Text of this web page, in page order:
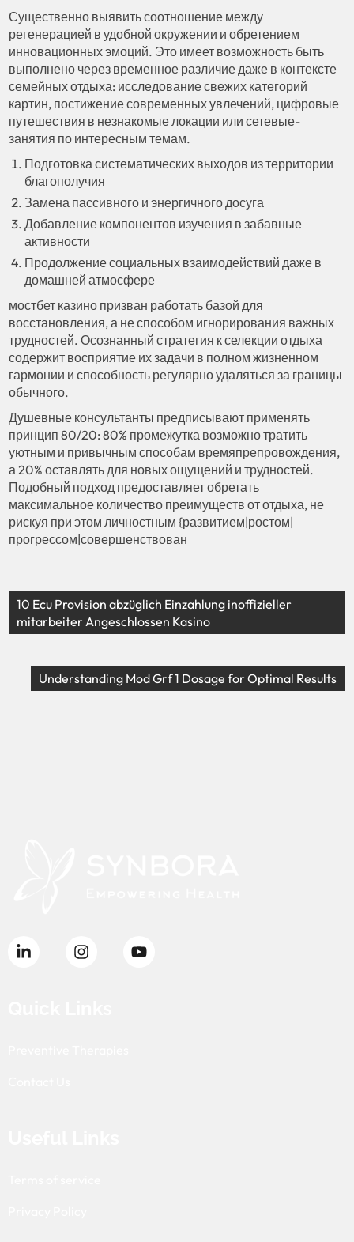
Существенно выявить соотношение между
регенерацией в удобной окружении и обретением
инновационных эмоций. Это имеет возможность быть
выполнено через временное различие даже в контексте
семейных отдыха: исследование свежих категорий
картин, постижение современных увлечений, цифровые
путешествия в незнакомые локации или сетевые-
занятия по интересным темам.
Подготовка систематических выходов из территории
благополучия
Замена пассивного и энергичного досуга
Добавление компонентов изучения в забавные
активности
Продолжение социальных взаимодействий даже в
домашней атмосфере
мостбет казино призван работать базой для
восстановления, а не способом игнорирования важных
трудностей. Осознанный стратегия к селекции отдыха
содержит восприятие их задачи в полном жизненном
гармонии и способность регулярно удаляться за границы
обычного.
Душевные консультанты предписывают применять
принцип 80/20: 80% промежутка возможно тратить
уютным и привычным способам времяпрепровождения,
а 20% оставлять для новых ощущений и трудностей.
Подобный подход предоставляет обретать
максимальное количество преимуществ от отдыха, не
рискуя при этом личностным {развитием|ростом|
прогрессом|совершенствован
10 Ecu Provision abzüglich Einzahlung inoffizieller
mitarbeiter Angeschlossen Kasino
Understanding Mod Grf 1 Dosage for Optimal Results